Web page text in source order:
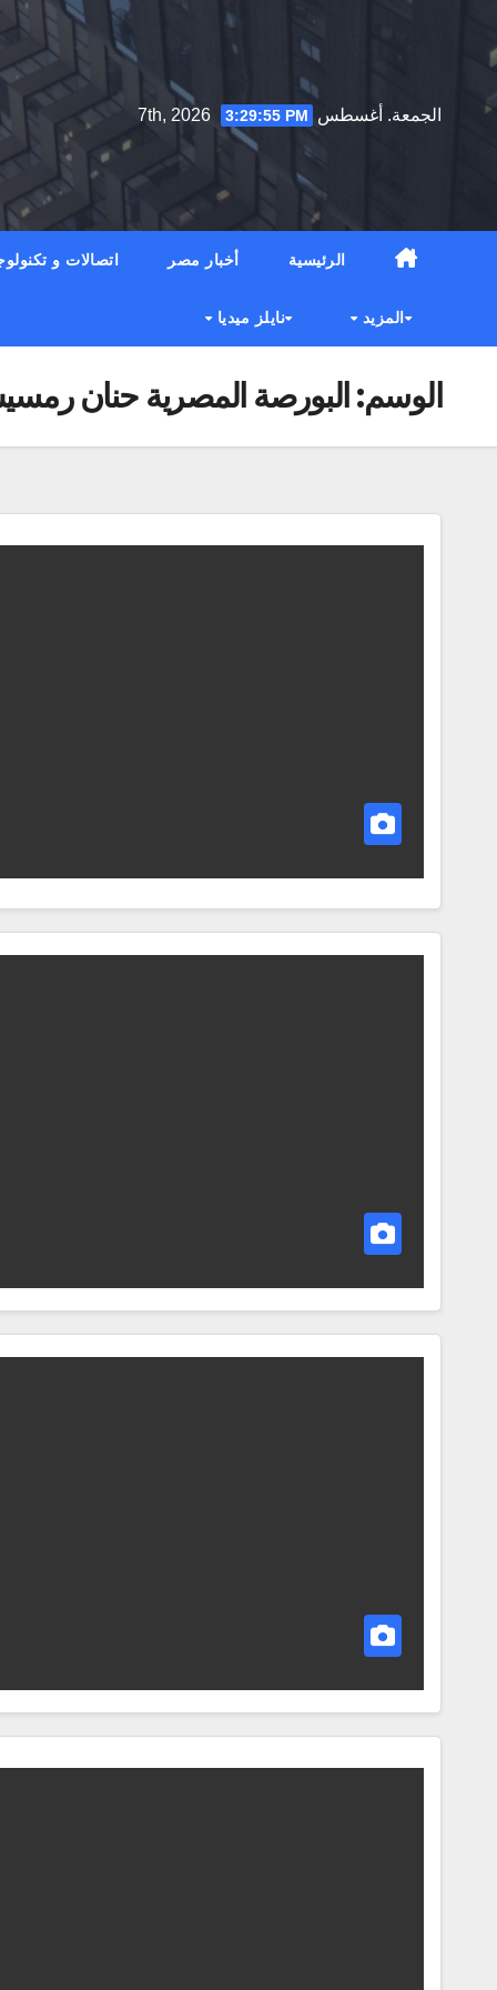
to
الجمعة. أغسطس 7th, 2026
3:29:56 PM
الرئيسية أخبار مصر اتصالات و
المزيد نايلز ميديا
الوسم: البورصة المصرية حنان